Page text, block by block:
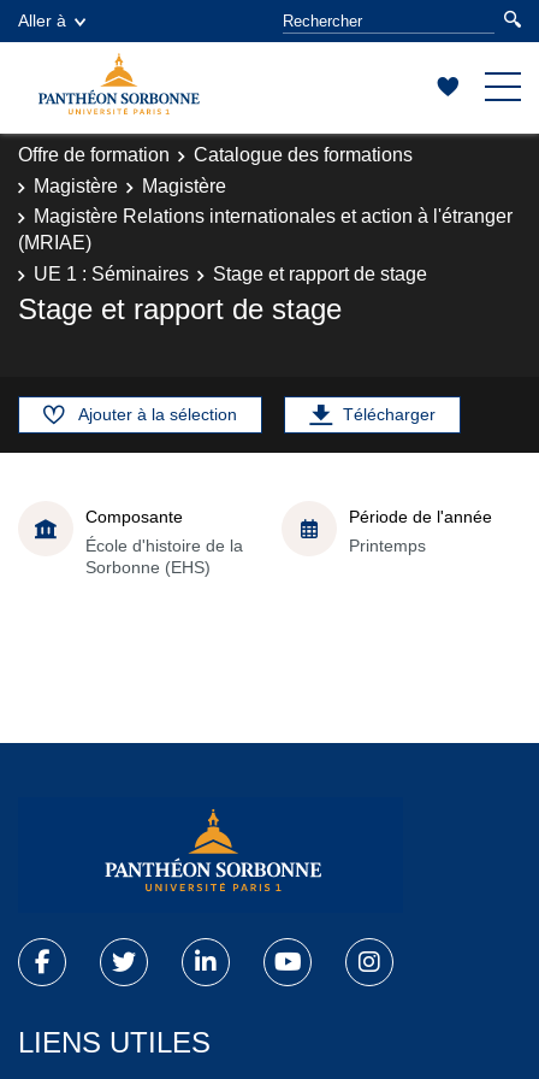
Aller à
Offre de formation
Catalogue des formations
Magistère
Magistère
Magistère Relations internationales et action à l'étranger
(MRIAE)
UE 1 : Séminaires
Stage et rapport de stage
Stage et rapport de stage
Ajouter à la sélection Télécharger
Composante
École d'histoire de la
Sorbonne (EHS)
Période de l'année
Printemps
LIENS UTILES